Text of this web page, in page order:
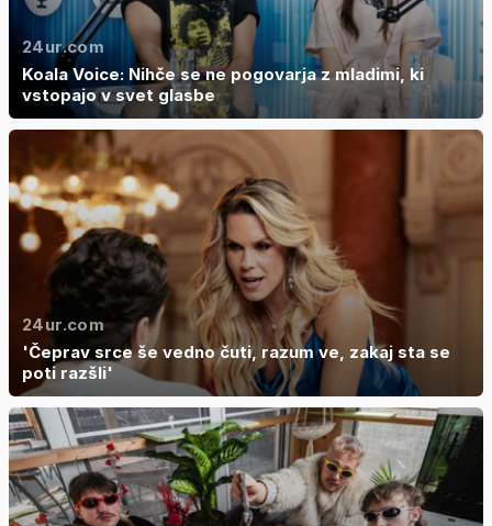
24ur.com
Koala Voice: Nihče se ne pogovarja z mladimi, ki
vstopajo v svet glasbe
24ur.com
'Čeprav srce še vedno čuti, razum ve, zakaj sta se
poti razšli'